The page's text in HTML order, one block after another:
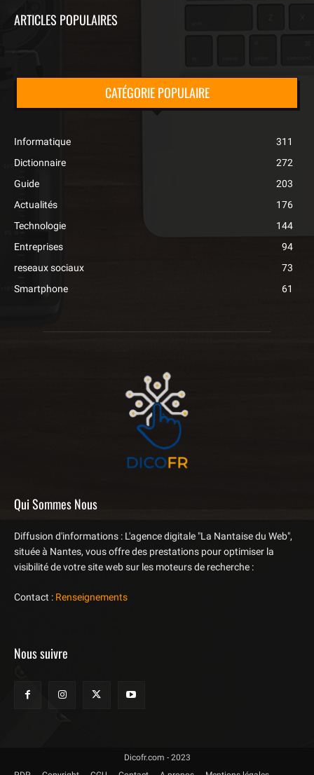
ARTICLES POPULAIRES
CATÉGORIE POPULAIRE
Informatique
311
Dictionnaire
272
Guide
203
Actualités
176
Technologie
144
Entreprises
94
reseaux sociaux
73
Smartphone
61
Qui Sommes Nous
Diffusion d'informations : L'agence digitale "La Nantaise du Web",
située à Nantes, vous offre des prestations pour optimiser la
visibilité de votre site web sur les moteurs de recherche :
Contact : Renseignements
Nous suivre
Dicofr.com - 2023